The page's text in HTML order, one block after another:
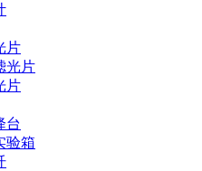
片
光片
片
台
验箱